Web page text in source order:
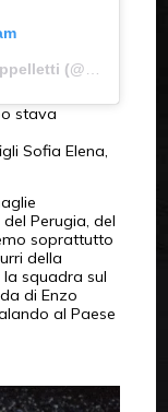
stava
Sofia Elena,
Perugia, del
soprattutto
della
squadra sul
di Enzo
al Paese